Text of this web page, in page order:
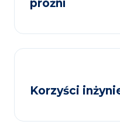
próżni
Korzyści